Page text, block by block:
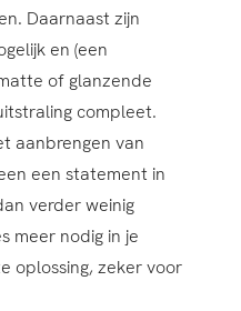
Daarnaast zijn
en (een
of glanzende
compleet.
aanbrengen van
een statement in
verder weinig
meer nodig in je
oplossing, zeker voor